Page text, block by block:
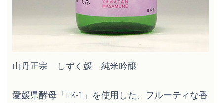
山丹正宗 しずく媛 純米吟醸
愛媛県酵母「EK-1」を使用した、フルーティな香